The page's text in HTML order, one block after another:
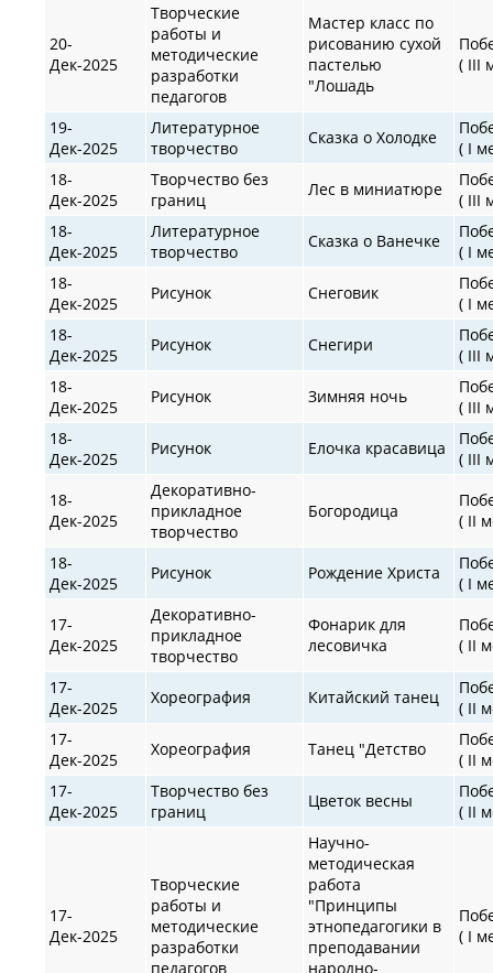
20-
Дек-2025
Творческие
работы и
методические
разработки
педагогов
Мастер класс по
рисованию сухой
пастелью
"Лошадь
( III
19-
Дек-2025
Литературное
творчество
Сказка о Холодке
( I
18-
Дек-2025
Творчество без
границ
Лес в миниатюре
( III
18-
Дек-2025
Литературное
творчество
Сказка о Ванечке
( I
18-
Дек-2025
Рисунок Снеговик
( I
18-
Дек-2025
Рисунок Снегири
( III
18-
Дек-2025
Рисунок Зимняя ночь
( III
18-
Дек-2025
Рисунок Елочка красавица
( III
18-
Дек-2025
Декоративно-
прикладное
творчество
Богородица
( II
18-
Дек-2025
Рисунок Рождение Христа
( I
17-
Дек-2025
Декоративно-
прикладное
творчество
Фонарик для
лесовичка
( II
17-
Дек-2025
Хореография Китайский танец
( II
17-
Дек-2025
Хореография Танец "Детство
( II
17-
Дек-2025
Творчество без
границ
Цветок весны
( II
17-
Дек-2025
Творческие
работы и
методические
разработки
педагогов
Научно-
методическая
работа
"Принципы
этнопедагогики в
преподавании
народно-
( I